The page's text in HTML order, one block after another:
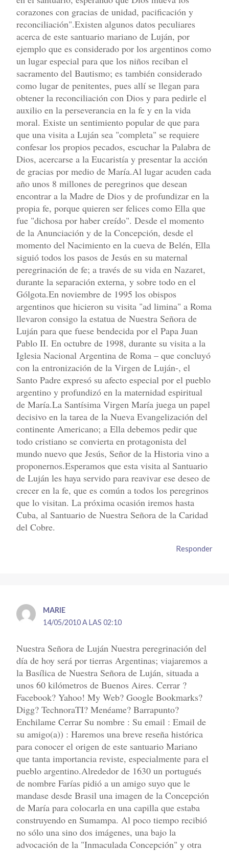
corazones con gracias de unidad, pacificación y
reconciliación".Existen algunos datos peculiares
acerca de este santuario mariano de Luján, por
ejemplo que es considerado por los argentinos como
un lugar especial para que los niños reciban el
sacramento del Bautismo; es también considerado
como lugar de penitentes, pues allí se llegan para
obtener la reconciliación con Dios y para pedirle el
auxilio en la perseverancia en la fe y en la vida
moral. Existe un sentimiento popular de que para
que una visita a Luján sea "completa" se requiere
confesar los propios pecados, escuchar la Palabra de
Dios, acercarse a la Eucaristía y presentar la acción
de gracias por medio de María.Al lugar acuden cada
año unos 8 millones de peregrinos que desean
encontrar a la Madre de Dios y de profundizar en la
propia fe, porque quieren ser felices como Ella que
fue "dichosa por haber creído". Desde el momento
de la Anunciación y de la Concepción, desde el
momento del Nacimiento en la cueva de Belén, Ella
siguió todos los pasos de Jesús en su maternal
peregrinación de fe; a través de su vida en Nazaret,
durante la separación externa, y sobre todo en el
Gólgota.En noviembre de 1995 los obispos
argentinos que hicieron su visita "ad limina" a Roma
llevaron consigo la estatua de Nuestra Señora de
Luján para que fuese bendecida por el Papa Juan
Pablo II. En octubre de 1998, durante su visita a la
Iglesia Nacional Argentina de Roma – que concluyó
con la entronización de la Virgen de Luján-, el
Santo Padre expresó su afecto especial por el pueblo
argentino y profundizó en la maternidad espiritual
de María.La Santísima Virgen María juega un papel
decisivo en la tarea de la Nueva Evangelización del
continente Americano; a Ella debemos pedir que
todo cristiano se convierta en protagonista del
mundo nuevo que Jesús, Señor de la Historia vino a
proponernos.Esperamos que esta visita al Santuario
de Luján les haya servido para reavivar ese deseo de
crecer en la fe, que es común a todos los peregrinos
que lo visitan. La próxima ocasión iremos hasta
Cuba, al Santuario de Nuestra Señora de la Caridad
del Cobre.
Responder
MARIE
14/05/2010 A LAS 02:10
Nuestra Señora de Luján Nuestra peregrinación del
día de hoy será por tierras Argentinas; viajaremos a
la Basílica de Nuestra Señora de Luján, situada a
unos 60 kilómetros de Buenos Aires. Cerrar ?
Facebook? Yahoo! My Web? Google Bookmarks?
Digg? TechnoraTI? Menéame? Barrapunto?
Enchilame Cerrar Su nombre : Su email : Email de
su amigo(a)) : Haremos una breve reseña histórica
para conocer el origen de este santuario Mariano
que tanta importancia reviste, especialmente para el
pueblo argentino.Alrededor de 1630 un portugués
de nombre Farías pidió a un amigo suyo que le
mandase desde Brasil una imagen de la Concepción
de María para colocarla en una capilla que estaba
construyendo en Sumampa. Al poco tiempo recibió
no sólo una sino dos imágenes, una bajo la
advocación de la "Inmaculada Concepción" y otra